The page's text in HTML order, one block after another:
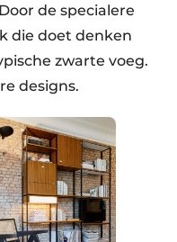
de specialere
die doet denken
zwarte voeg.
designs.